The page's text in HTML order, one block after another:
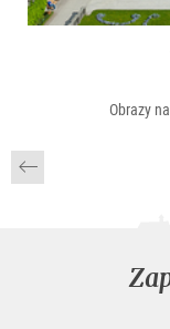
Obrazy